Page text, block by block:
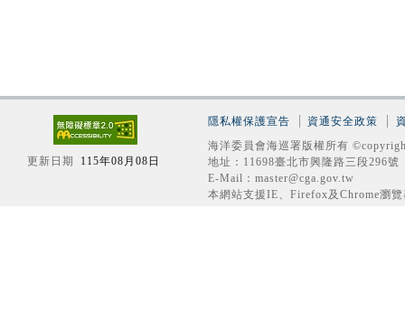
更新日期 115年08月08日
隱私權保護宣告 資通安全政策
海洋委員會海巡署版權所有
地址：11698臺北市興隆路三段296
E-Mail：master@cga.gov.tw
本網站支援IE、Firefox及Chrome瀏